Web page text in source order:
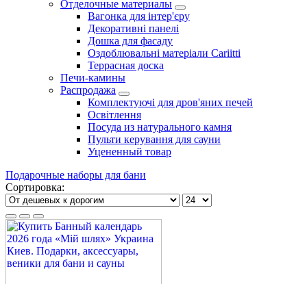
Отделочные материалы
Вагонка для інтер'єру
Декоративні панелі
Дошка для фасаду
Оздоблювальні матеріали Cariitti
Террасная доска
Печи-камины
Распродажа
Комплектуючі для дров'яних печей
Освітлення
Посуда из натурального камня
Пульти керування для сауни
Уцененный товар
Подарочные наборы для бани
Сортировка: